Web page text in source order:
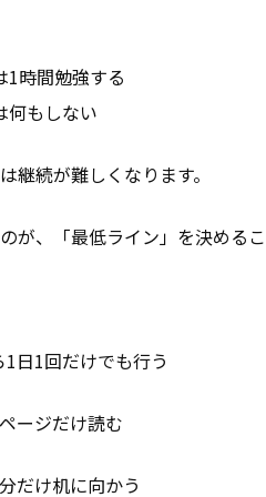
1時間勉強する
何もしない
継続が難しくなります。
が、「最低ライン」を決める
日1回だけでも行う
ージだけ読む
だけ机に向かう